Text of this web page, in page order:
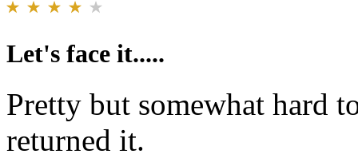
Let's face it.....
Pretty but somewhat hard
returned it.